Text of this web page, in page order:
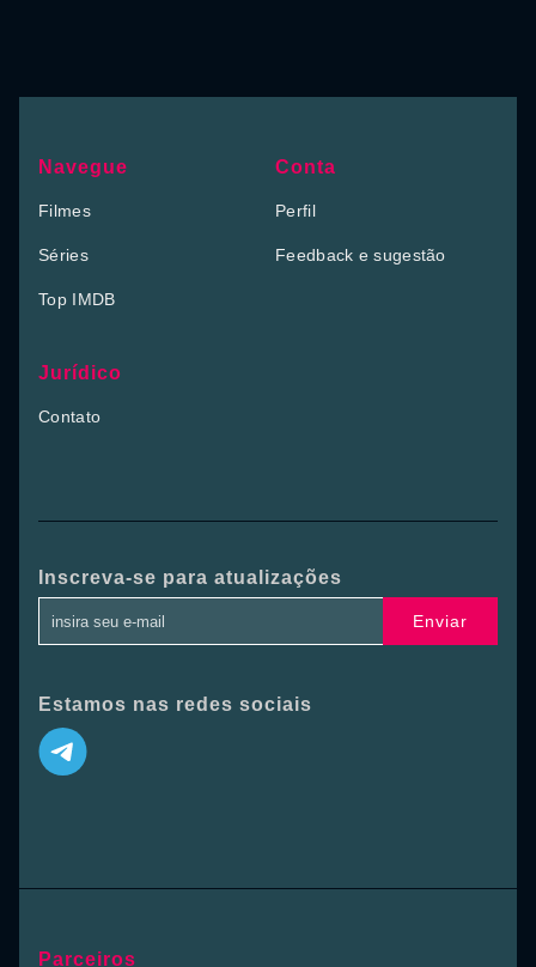
Navegue
Filmes
Séries
Top IMDB
Conta
Perfil
Feedback e sugestão
Jurídico
Contato
Inscreva-se para atualizações
Enviar
Estamos nas redes sociais
Parceiros